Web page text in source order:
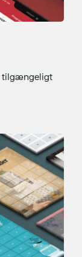
tilgængeligt